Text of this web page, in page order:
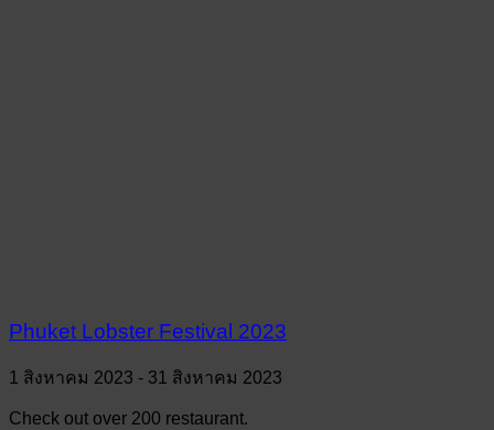
Phuket Lobster Festival 2023
1 สิงหาคม 2023 - 31 สิงหาคม 2023
Check out over 200 restaurant.